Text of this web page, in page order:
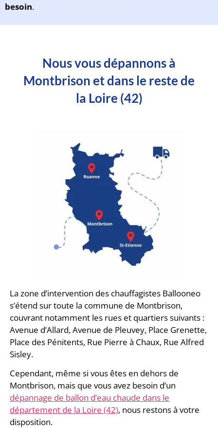
besoin.
Nous vous dépannons à
Montbrison et dans le reste de
la Loire (42)
La zone d’intervention des chauffagistes Ballooneo
s’étend sur toute la commune de Montbrison,
couvrant notamment les rues et quartiers suivants :
Avenue d’Allard, Avenue de Pleuvey, Place Grenette,
Place des Pénitents, Rue Pierre à Chaux, Rue Alfred
Sisley.
Cependant, même si vous êtes en dehors de
Montbrison, mais que vous avez besoin d’un
dépannage de ballon d’eau chaude dans le
département de la Loire (42), nous restons à votre
disposition.